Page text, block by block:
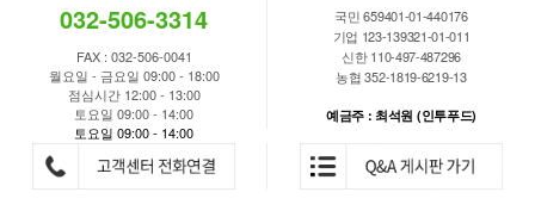
032-506-3314
FAX : 032-506-0041
월요일 - 금요일 09:00 - 18:00
점심시간 12:00 - 13:00
토요일 09:00 - 14:00
토요일 09:00 - 14:00
국민 659401-01-440176
기업 123-139321-01-011
신한 110-497-487296
농협 352-1819-6219-13
예금주 : 최석원 (인투푸드)